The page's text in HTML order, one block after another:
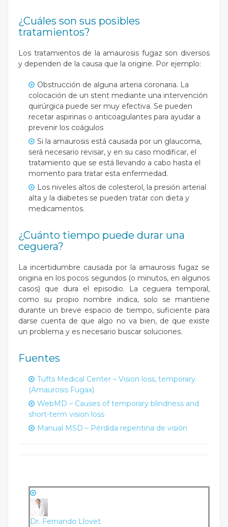
¿Cuáles son sus posibles
tratamientos?
Los tratamientos de la amaurosis fugaz son diversos
y dependen de la causa que la origine. Por ejemplo:
Obstrucción de alguna arteria coronaria. La
colocación de un stent mediante una intervención
quirúrgica puede ser muy efectiva. Se pueden
recetar aspirinas o anticoagulantes para ayudar a
prevenir los coágulos
Si la amaurosis está causada por un glaucoma,
será necesario revisar, y en su caso modificar, el
tratamiento que se está llevando a cabo hasta el
momento para tratar esta enfermedad.
Los niveles altos de colesterol, la presión arterial
alta y la diabetes se pueden tratar con dieta y
medicamentos.
¿Cuánto tiempo puede durar una
ceguera?
La incertidumbre causada por la amaurosis fugaz se
origina en los pocos segundos (o minutos, en algunos
casos) que dura el episodio. La ceguera temporal,
como su propio nombre indica, solo se mantiene
durante un breve espacio de tiempo, suficiente para
darse cuenta de que algo no va bien, de que existe
un problema y es necesario buscar soluciones.
Fuentes
Tufts Medical Center – Vision loss, temporary
(Amaurosis Fugax)
WebMD – Causes of temporary blindness and
short-term vision loss
Manual MSD – Pérdida repentina de visión
Dr. Fernando Llovet